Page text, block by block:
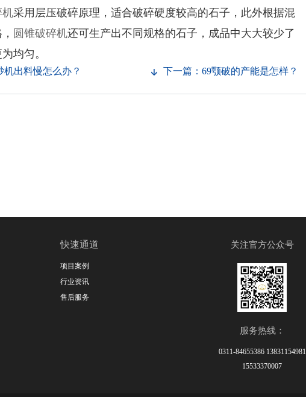
采用层压破碎原理，适合破碎硬度较高的石子，此外根据混
圆锥破碎机还可生产出不同规格的石子，成品中大大较少了
均匀。
出料慢怎么办？ 下一篇：69颚破的产能是怎样？
快速通道
项目案例
行业资讯
售后服务
关注官方公众号
服务热线：
0311-84655386 13831154981
15533370007